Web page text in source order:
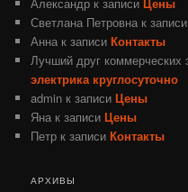
Светлана Петровна к
Анна к записиКонтакты
Лучший друг коммерческих
электрика круглосуточно
admin к записиЦены
Яна к записиЦены
Петр к записиКонтакты
АРХИВЫ